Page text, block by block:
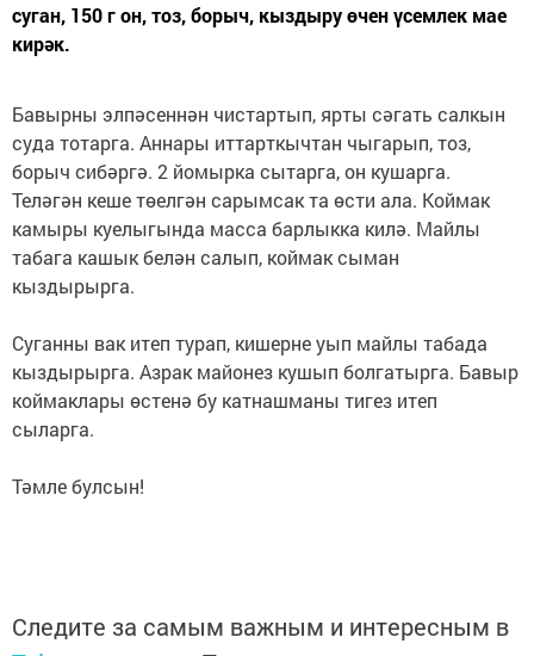
суган, 150 г он, тоз, борыч, кыздыру өчен үсемлек мае
кирәк.
Бавырны элпәсеннән чистартып, ярты сәгать салкын
суда тотарга. Аннары иттарткычтан чыгарып, тоз,
борыч сибәргә. 2 йомырка сытарга, он кушарга.
Теләгән кеше төелгән сарымсак та өсти ала. Коймак
камыры куелыгында масса барлыкка килә. Майлы
табага кашык белән салып, коймак сыман
кыздырырга.
Суганны вак итеп турап, кишерне уып майлы табада
кыздырырга. Азрак майонез кушып болгатырга. Бавыр
коймаклары өстенә бу катнашманы тигез итеп
сыларга.
Тәмле булсын!
Следите за самым важным и интересным в